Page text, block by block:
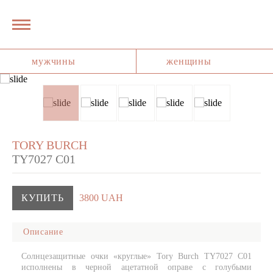
мужчины женщины
TORY BURCH
TY7027 C01
КУПИТЬ 3800 UAH
Описание
Солнцезащитные очки «круглые» Tory Burch TY7027 C01
исполнены в черной ацетатной оправе с голубыми